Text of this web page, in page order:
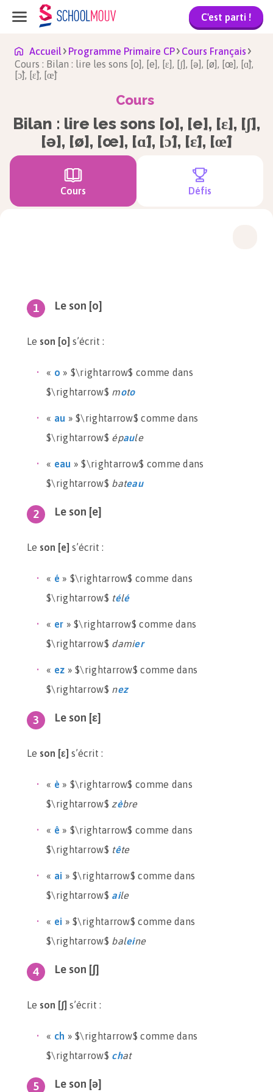
C'est parti !
Accueil Programme Primaire CP
Cours Français
Cours : Bilan : lire les sons [o], [e], [ε], [ʃ], [ə], [ø], [œ], [ɑ̃],
[ɔ̃], [ɛ̃], [œ̃]
Cours
Bilan : lire les sons [o], [e], [ε], [ʃ],
[ə], [ø], [œ], [ɑ̃], [ɔ̃], [ɛ̃], [œ̃]
Cours Défis
Le son [o]
Le son [o] s’écrit :
« o » $\rightarrow$ comme dans
$\rightarrow$ moto
« au » $\rightarrow$ comme dans
$\rightarrow$ épaule
« eau » $\rightarrow$ comme dans
$\rightarrow$ bateau
Le son [e]
Le son [e] s’écrit :
« é » $\rightarrow$ comme dans
$\rightarrow$ télé
« er » $\rightarrow$ comme dans
$\rightarrow$ damier
« ez » $\rightarrow$ comme dans
$\rightarrow$ nez
Le son [ε]
Le son [ε] s’écrit :
« è » $\rightarrow$ comme dans
$\rightarrow$ zèbre
« ê » $\rightarrow$ comme dans
$\rightarrow$ tête
« ai » $\rightarrow$ comme dans
$\rightarrow$ aile
« ei » $\rightarrow$ comme dans
$\rightarrow$ baleine
Le son [ʃ]
Le son [ʃ] s’écrit :
« ch » $\rightarrow$ comme dans
$\rightarrow$ chat
Le son [ə]